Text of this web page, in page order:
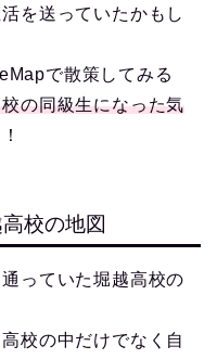
を送っていたかもし
で散策してみる
の同級生になった気
校の地図
っていた堀越高校の
校の中だけでなく自